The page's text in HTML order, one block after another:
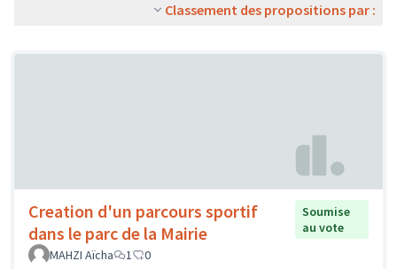
Classement des propositions par :
Creation d'un parcours sportif
dans le parc de la Mairie
Soumise
au vote
MAHZI Aïcha
1 0